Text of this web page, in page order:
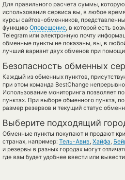
Для правильного расчета суммы,
использования сервиса вы, в любое
курсы сайтов-обменников,
функцию Оповещение, в которой есть
Telegram или электронную почту
обменные пункты не показаны, вы, в
лучший вариант двух обменов при
Безопасность обменных
Каждый из обменных пунктов,
при этом команда BestChange
Использование мониторинга позволяет
пунктах. При выборе обменного пункта,
размер резервов и текущий статус
Выберите подходящий
Обменные пункты покупают и продают
странах, например: Тель-Авив, Хайфа,
и резервы в разных городах могут
где вам будет удобнее ввести или